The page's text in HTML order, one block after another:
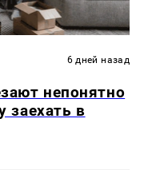
6 дней назад
непонятно
заехать в